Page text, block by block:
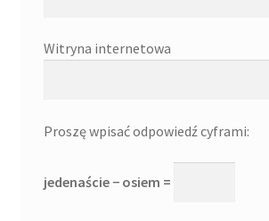
Witryna internetowa
Proszę wpisać odpowiedź cyframi:
jedenaście − osiem =